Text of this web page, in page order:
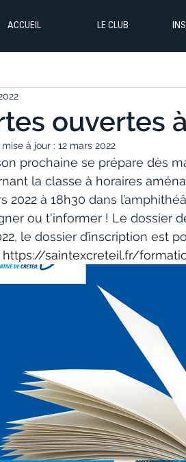
ACCUEIL LE CLUB
ouvertes
à jour : 12 mars 2022
prochaine se prépare dès
la classe à horaires
2022 à 18h30 dans
ou t'informer ! Le dossier
le dossier d’inscription est
https://saintexcreteil.fr/